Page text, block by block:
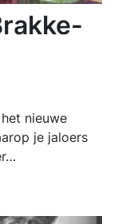
nieuwe
je jaloers